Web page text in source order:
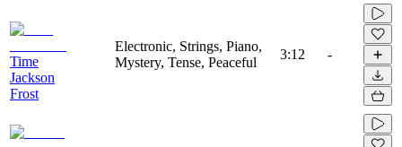
Time
Jackson
Frost
Electronic, Strings, Piano,
Mystery, Tense, Peaceful
3:12 -